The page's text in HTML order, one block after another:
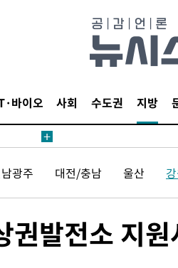
바이오 사회 수도권 지방
광주 대전/충남 울산
발전소 지